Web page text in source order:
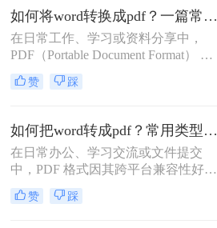
首选。而Microsoft Word则是我们创作
和编辑文档最常用的工具。因此，掌
握如何将Word文档完美地转换为
PDF，是每个现代办公人士和学生的
必备技能。
如何将word转换成pdf？一篇常用方法详解！
在日常工作、学习或资料分享中，
PDF（Portable Document Format） 因
其格式固定、兼容性强、易于打印和
加密等优点，成为文件传输和存档的
或 .doc） 则是我们编辑文档的主要工
具。将 Word 转换成 PDF 是一项非常
高频且实用的操作。那么如何将word
转换成pdf呢？本文将详细介绍几种主
流、安全且高效的转换方法。
赞 踩
如何把word转成pdf？常用类型方法解析！
在日常办公、学习交流或文件提交
中，PDF 格式因其跨平台兼容性好、
格式不易被随意修改、体积相对可
控、安全性较高等特点，成为文件分
赞 踩